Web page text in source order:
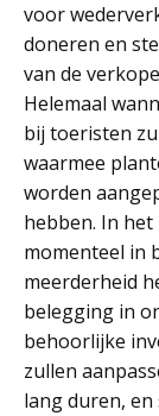
voor
doneren en
van de
Helemaal
bij toeristen
waarmee
worden
hebben. In
momenteel in
meerderheid
belegging in
behoorlijke
zullen
lang duren, en